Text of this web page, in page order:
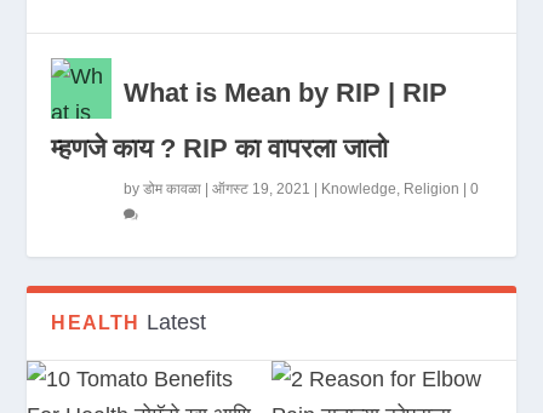
What is Mean by RIP | RIP
म्हणजे काय ? RIP का वापरला जातो
byडोम कावळा |ऑगस्ट 19, 2021 Knowledge, Religion |0
HEALTH Latest